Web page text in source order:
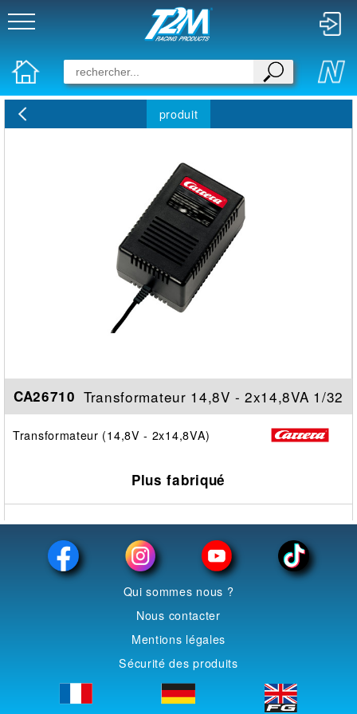
produit
CA26710 Transformateur 14,8V - 2x14,8VA 1/32
Transformateur (14,8V - 2x14,8VA)
Plus fabriqué
Qui sommes nous ?
Nous contacter
Mentions légales
Sécurité des produits